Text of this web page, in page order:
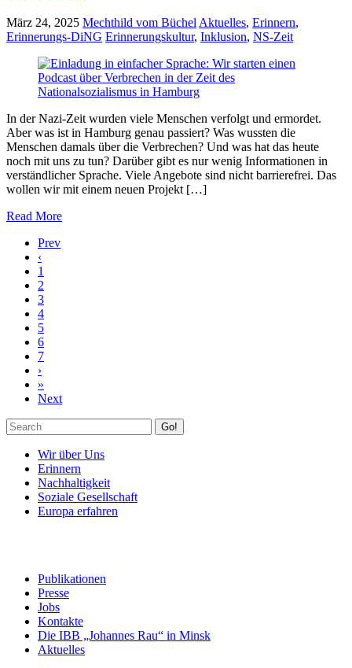
März 24, 2025 Mechthild vom Büchel Aktuelles, Erinnern,
Erinnerungs-DiNG Erinnerungskultur, Inklusion, NS-Zeit
In der Nazi-Zeit wurden viele Menschen verfolgt und ermordet.
Aber was ist in Hamburg genau passiert? Was wussten die
Menschen damals über die Verbrechen? Und was hat das heute
noch mit uns zu tun? Darüber gibt es nur wenig Informationen in
verständlicher Sprache. Viele Angebote sind nicht barrierefrei. Das
wollen wir mit einem neuen Projekt […]
Read More
Prev
‹
1
2
3
4
5
6
7
›
»
Next
Go!
Wir über Uns
Erinnern
Nachhaltigkeit
Soziale Gesellschaft
Europa erfahren
Publikationen
Presse
Jobs
Kontakte
Die IBB „Johannes Rau“ in Minsk
Aktuelles